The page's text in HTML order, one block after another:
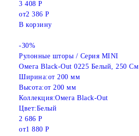
3 408 Р
от2 386 Р
В корзину
-30%
Рулонные шторы / Серия MINI
Омега Black-Out 0225 Белый, 250 См
Ширина:от 200 мм
Высота:от 200 мм
Коллекция:Омега Black-Out
Цвет:Белый
2 686 Р
от1 880 Р